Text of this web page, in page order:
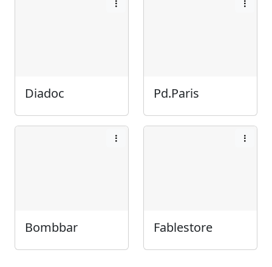
Diadoc Pd.Paris
Bombbar Fablestore